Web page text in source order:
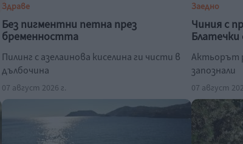
Здраве
Без пигментни петна през
бременността
Пилинг с азелаинова киселина ги чисти в
дълбочина
07 август 2026 г.
Заедно
Чиния с
Актьорът
запознали
07 август